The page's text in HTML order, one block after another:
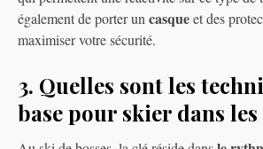
également de porter un casqueet des
maximiser votre sécurité.
3. Quelles sont les
base pour skier dans les